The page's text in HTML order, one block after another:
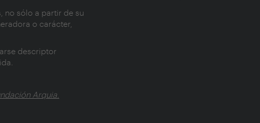
no sólo a partir de su
o carácter,
descriptor
Arquia.